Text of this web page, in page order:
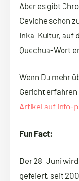
Aber es gibt
Ceviche schon
Inka-Kultur, auf
Quechua-Wort
Wenn Du mehr
Gericht
Artikel auf info-
Fun Fact:
Der 28. Juni
gefeiert, seit